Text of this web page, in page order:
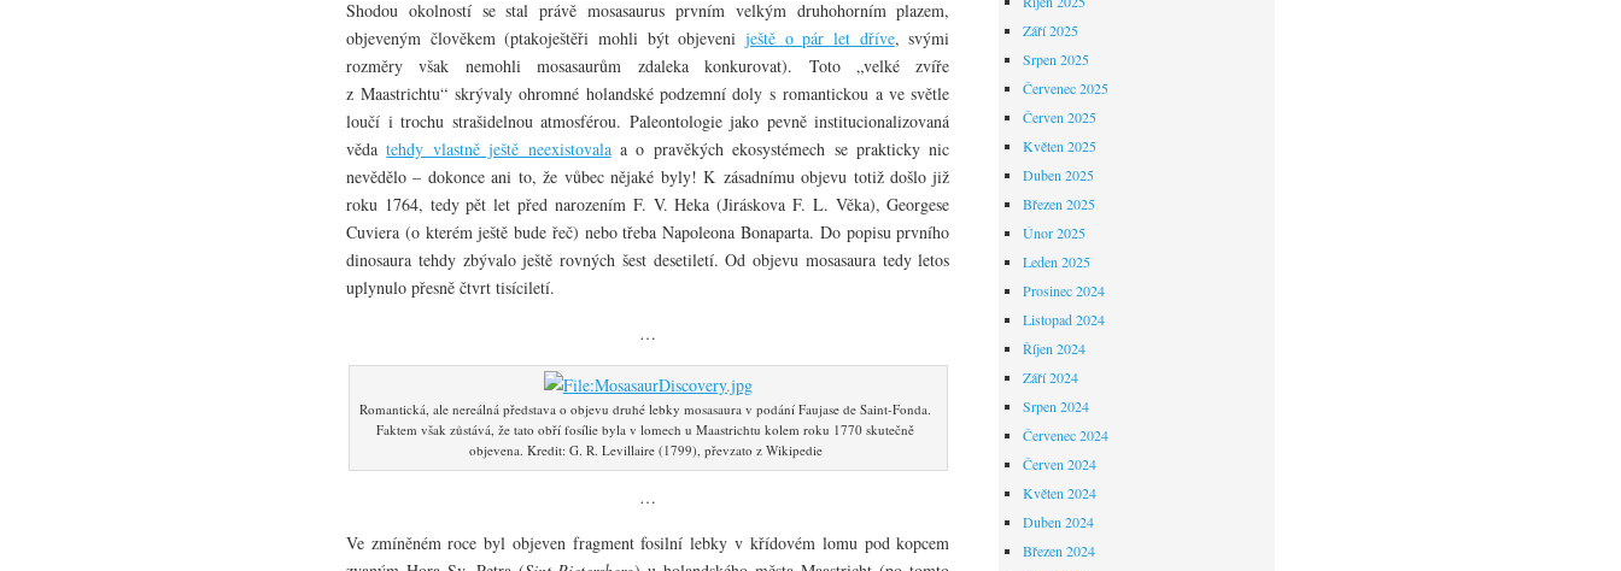
Shodou okolností se stal právě mosasaurus prvním velkým druhohorním plazem,
objeveným člověkem (ptakoještěři mohli být objeveniještě o pár let dříve, svými
rozměry však nemohli mosasaurům zdaleka konkurovat). Toto „velké zvíře
z Maastrichtu“ skrývaly ohromné holandské podzemní doly s romantickou a ve světle
loučí i trochu strašidelnou atmosférou. Paleontologie jako pevně institucionalizovaná
vědatehdy vlastně ještě neexistovalaa o pravěkých ekosystémech se prakticky nic
nevědělo – dokonce ani to, že vůbec nějaké byly! K zásadnímu objevu totiž došlo již
roku 1764, tedy pět let před narozením F. V. Heka (Jiráskova F. L. Věka), Georgese
Cuviera (o kterém ještě bude řeč) nebo třeba Napoleona Bonaparta. Do popisu prvního
dinosaura tehdy zbývalo ještě rovných šest desetiletí. Od objevu mosasaura tedy letos
uplynulo přesně čtvrt tisíciletí.
…
Romantická, ale nereálná představa o objevu druhé lebky mosasaura v podání Faujase de Saint-Fonda.
Faktem však zůstává, že tato obří fosílie byla v lomech u Maastrichtu kolem roku 1770 skutečně
objevena. Kredit: G. R. Levillaire (1799), převzato z Wikipedie
…
Ve zmíněném roce byl objeven fragment fosilní lebky v křídovém lomu pod kopcem
Září 2025
Srpen 2025
Červenec 2025
Červen 2025
Květen 2025
Duben 2025
Březen 2025
Únor 2025
Leden 2025
Prosinec 2024
Listopad 2024
Říjen 2024
Září 2024
Srpen 2024
Červenec 2024
Červen 2024
Květen 2024
Duben 2024
Březen 2024